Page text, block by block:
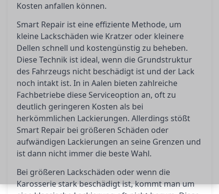
Kosten anfallen können.
Smart Repair ist eine effiziente Methode, um
kleine Lackschäden wie Kratzer oder kleinere
Dellen schnell und kostengünstig zu beheben.
Diese Technik ist ideal, wenn die Grundstruktur
des Fahrzeugs nicht beschädigt ist und der Lack
noch intakt ist. In in Aalen bieten zahlreiche
Fachbetriebe diese Serviceoption an, oft zu
deutlich geringeren Kosten als bei
herkömmlichen Lackierungen. Allerdings stößt
Smart Repair bei größeren Schäden oder
aufwändigen Lackierungen an seine Grenzen und
ist dann nicht immer die beste Wahl.
Bei größeren Lackschäden oder wenn die
Karosserie stark beschädigt ist, kommt man um